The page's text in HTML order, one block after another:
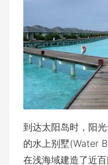
到达太阳岛时，阳
的水上别墅(Water
在浅海域建造了近